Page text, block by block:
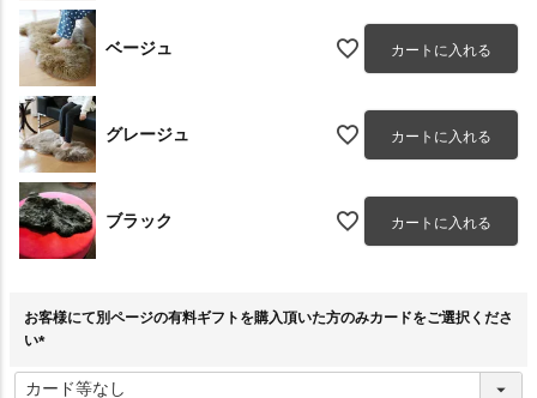
ベージュ カートに入れる
グレージュ カートに入れる
ブラック カートに入れる
お客様にて別ページの有料ギフトを購入頂いた方のみカードをご選択くださ
い
必